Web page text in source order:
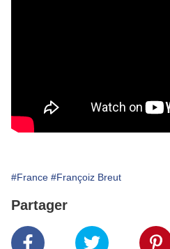
#France #Françoiz Breut
Partager